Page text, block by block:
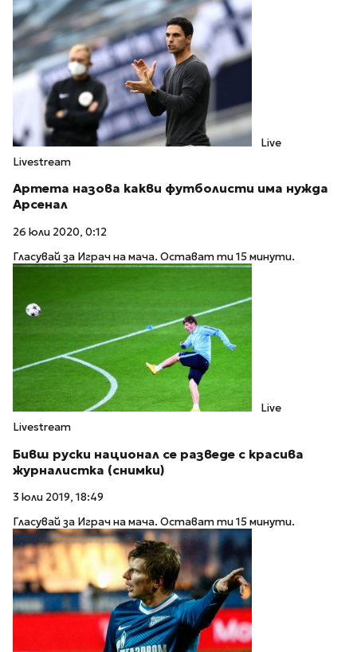
Live
Livestream
Артета назова какви футболисти има нужда
Арсенал
26 юли 2020, 0:12
Гласувай за Играч на мача. Остават ти 15 минути.
Live
Livestream
Бивш руски национал се разведе с красива
журналистка (снимки)
3 юли 2019, 18:49
Гласувай за Играч на мача. Остават ти 15 минути.